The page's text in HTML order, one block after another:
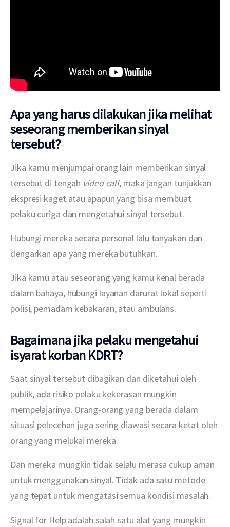
Apa yang harus dilakukan jika melihat
seseorang memberikan sinyal
tersebut?
Jika kamu menjumpai orang lain memberikan sinyal
tersebut di tengah video call, maka jangan tunjukkan
ekspresi kaget atau apapun yang bisa membuat
pelaku curiga dan mengetahui sinyal tersebut.
Hubungi mereka secara personal lalu tanyakan dan
dengarkan apa yang mereka butuhkan.
Jika kamu atau seseorang yang kamu kenal berada
dalam bahaya, hubungi layanan darurat lokal seperti
polisi, pemadam kebakaran, atau ambulans.
Bagaimana jika pelaku mengetahui
isyarat korban KDRT?
Saat sinyal tersebut dibagikan dan diketahui oleh
publik, ada risiko pelaku kekerasan mungkin
mempelajarinya. Orang-orang yang berada dalam
situasi pelecehan juga sering diawasi secara ketat oleh
orang yang melukai mereka.
Dan mereka mungkin tidak selalu merasa cukup aman
untuk menggunakan sinyal. Tidak ada satu metode
yang tepat untuk mengatasi semua kondisi masalah.
Signal for Help adalah salah satu alat yang mungkin